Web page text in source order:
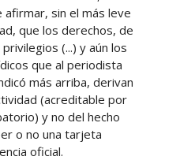
sin el más leve
que los derechos, de
(...) y aún los
que al periodista
más arriba, derivan
(acreditable por
y no del hecho
o no una tarjeta
oficial.